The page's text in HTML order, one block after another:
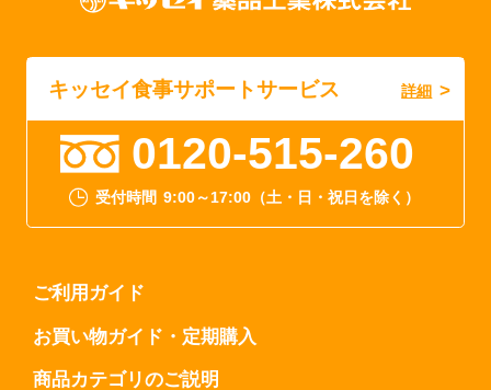
キッセイ食事サポートサービス 詳細
0120-515-260
受付時間 9:00～17:00（土・日・祝日を除く）
ご利用ガイド
お買い物ガイド・定期購入
商品カテゴリのご説明